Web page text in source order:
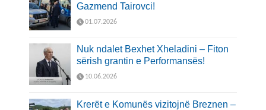
Gazmend Tairovci!
01.07.2026
Nuk ndalet Bexhet Xheladini – Fiton
sërish grantin e Performansës!
10.06.2026
Krerët e Komunës vizitojnë Breznen –